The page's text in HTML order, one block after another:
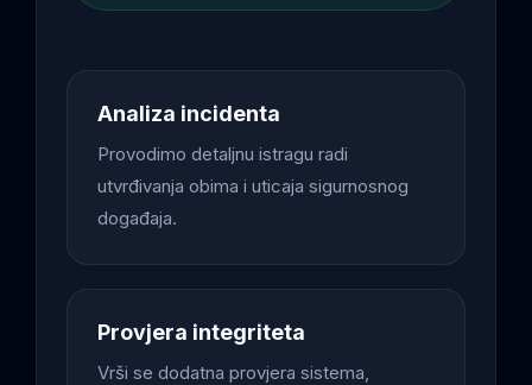
Analiza incidenta
Provodimo detaljnu istragu radi
utvrđivanja obima i uticaja sigurnosnog
događaja.
Provjera integriteta
Vrši se dodatna provjera sistema,